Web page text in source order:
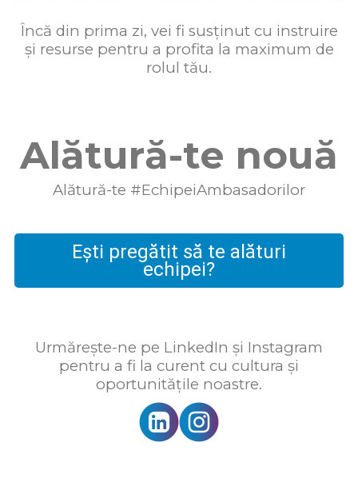
Încă din prima zi, vei fi susținut cu instruire
și resurse pentru a profita la maximum de
rolul tău.
Alătură-te nouă
Alătură-te #EchipeiAmbasadorilor
Ești pregătit să te alături
echipei?
Urmărește-ne pe LinkedIn și Instagram
pentru a fi la curent cu cultura și
oportunitățile noastre.